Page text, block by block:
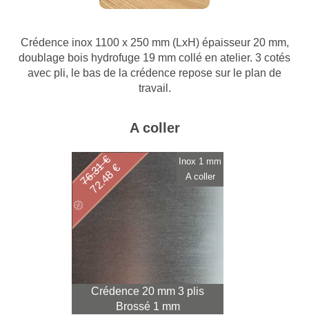
Crédence inox 1100 x 250 mm (LxH) épaisseur 20 mm,
doublage bois hydrofuge 19 mm collé en atelier. 3 cotés
avec pli, le bas de la crédence repose sur le plan de
travail.
A coller
Crédence 20 mm 3 plis
Brossé 1 mm
72.48 €
76.31 €
Inox 1 mm
A coller